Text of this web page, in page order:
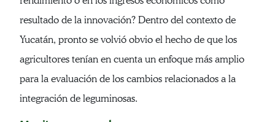
resultado de la innovación? Dentro del contexto de
Yucatán, pronto se volvió obvio el hecho de que los
agricultores tenían en cuenta un enfoque más amplio
para la evaluación de los cambios relacionados a la
integración de leguminosas.